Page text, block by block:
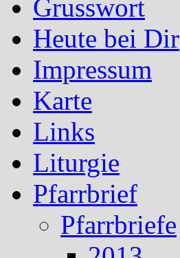
Grusswort
Heute bei Dir
Impressum
Karte
Links
Liturgie
Pfarrbrief
Pfarrbriefe